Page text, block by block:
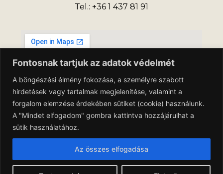
Fontosnak tartjuk az adatok védelmét
A böngészési élmény fokozása, a személyre szabott
hirdetések vagy tartalmak megjelenítése, valamint a
forgalom elemzése érdekében sütiket (cookie) használunk.
A "Mindet elfogadom" gombra kattintva hozzájárulhat a
sütik használatához.
Az összes elfogadása
Tel.: +36 1 437 81 91
Adatkezelési Tájékoztató
Általános Szerződési Feltételek